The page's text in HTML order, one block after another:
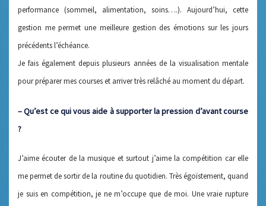
performance (sommeil, alimentation, soins….). Aujourd’hui, cette
gestion me permet une meilleure gestion des émotions sur les jours
précédents l’échéance.
Je fais également depuis plusieurs années de la visualisation mentale
pour préparer mes courses et arriver très relâché au moment du départ.
– Qu’est ce qui vous aide à supporter la pression d’avant course
?
J’aime écouter de la musique et surtout j’aime la compétition car elle
me permet de sortir de la routine du quotidien. Très égoïstement, quand
je suis en compétition, je ne m’occupe que de moi. Une vraie rupture